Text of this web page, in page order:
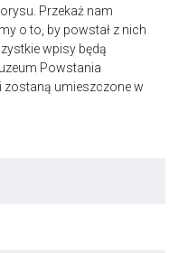
Przekaż nam
o to, by powstał z nich
wpisy będą
Powstania
zostaną umieszczone w